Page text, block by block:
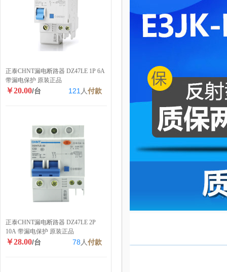
正泰CHNT漏电断路器 DZ47LE 1P 6A
带漏电保护 原装正品
￥20.00/台 121 人付款
正泰CHNT漏电断路器 DZ47LE 2P
10A 带漏电保护 原装正品
￥28.00/台 78 人付款